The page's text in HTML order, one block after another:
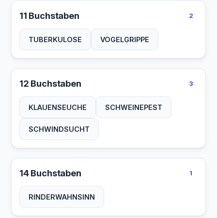
11 Buchstaben 2
TUBERKULOSE VOGELGRIPPE
12 Buchstaben 3
KLAUENSEUCHE SCHWEINEPEST
SCHWINDSUCHT
14 Buchstaben 1
RINDERWAHNSINN